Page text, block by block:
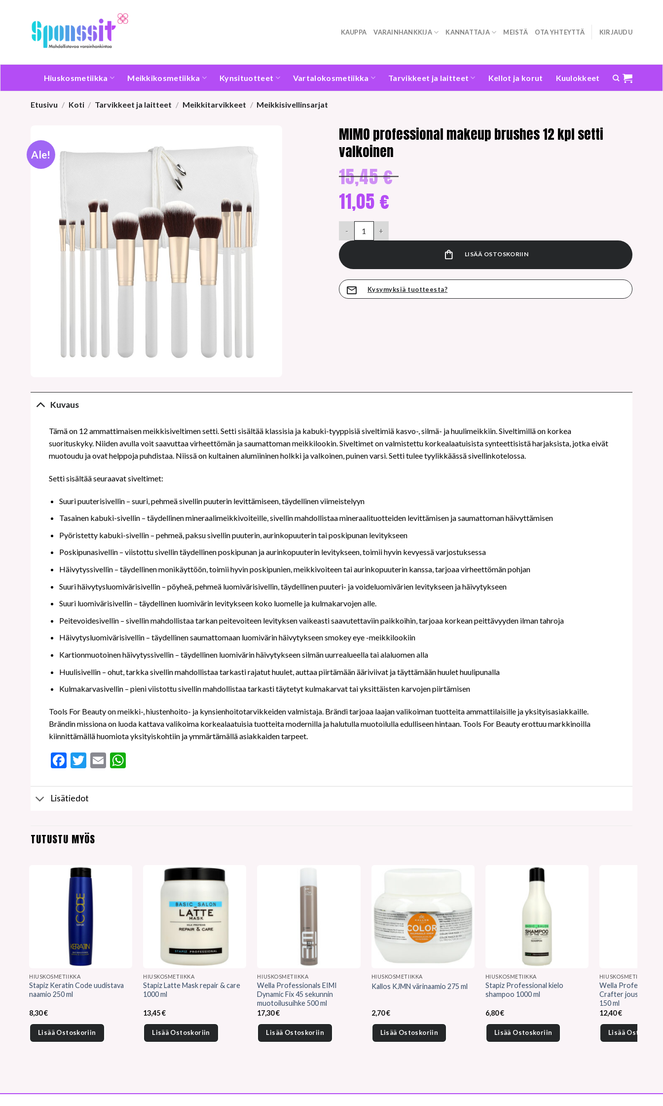
KAUPPA VARAINHANKKIJA KANNATTAJA MEISTÄ OTA YHTEYTTÄ KIRJAUDU
Hiuskosmetiikka Meikkikosmetiikka Kynsituotteet Vartalokosmetiikka Tarvikkeet ja laitteet Kellot ja korut Kuulokkeet
Etusivu / Koti / Tarvikkeet ja laitteet / Meikkitarvikkeet / Meikkisivellinsarjat
Ale!
MIMO professional makeup brushes 12 kpl setti
valkoinen
15,45€ hinta
11,05 €
hinta
on:
11,05 €.
LISÄÄ OSTOSKORIIN
Kysymyksiä tuotteesta?
Kuvaus
Tämä on 12 ammattimaisen meikkisiveltimen setti. Setti sisältää klassisia ja kabuki-tyyppisiä siveltimiä kasvo-, silmä- ja huulimeikkiin. Siveltimillä on korkea
suorituskyky. Niiden avulla voit saavuttaa virheettömän ja saumattoman meikkilookin. Siveltimet on valmistettu korkealaatuisista synteettisistä harjaksista, jotka eivät
muotoudu ja ovat helppoja puhdistaa. Niissä on kultainen alumiininen holkki ja valkoinen, puinen varsi. Setti tulee tyylikkäässä sivellinkotelossa.
Setti sisältää seuraavat siveltimet:
Suuri puuterisivellin – suuri, pehmeä sivellin puuterin levittämiseen, täydellinen viimeistelyyn
Tasainen kabuki-sivellin – täydellinen mineraalimeikkivoiteille, sivellin mahdollistaa mineraalituotteiden levittämisen ja saumattoman häivyttämisen
Pyöristetty kabuki-sivellin – pehmeä, paksu sivellin puuterin, aurinkopuuterin tai poskipunan levitykseen
Poskipunasivellin – viistottu sivellin täydellinen poskipunan ja aurinkopuuterin levitykseen, toimii hyvin kevyessä varjostuksessa
Häivytyssivellin – täydellinen monikäyttöön, toimii hyvin poskipunien, meikkivoiteen tai aurinkopuuterin kanssa, tarjoaa virheettömän pohjan
Suuri häivytysluomivärisivellin – pöyheä, pehmeä luomivärisivellin, täydellinen puuteri- ja voideluomivärien levitykseen ja häivytykseen
Suuri luomivärisivellin – täydellinen luomivärin levitykseen koko luomelle ja kulmakarvojen alle.
Peitevoidesivellin – sivellin mahdollistaa tarkan peitevoiteen levityksen vaikeasti saavutettaviin paikkoihin, tarjoaa korkean peittävyyden ilman tahroja
Häivytysluomivärisivellin – täydellinen saumattomaan luomivärin häivytykseen smokey eye -meikkilookiin
Kartionmuotoinen häivytyssivellin – täydellinen luomivärin häivytykseen silmän uurrealueella tai alaluomen alla
Huulisivellin – ohut, tarkka sivellin mahdollistaa tarkasti rajatut huulet, auttaa piirtämään ääriviivat ja täyttämään huulet huulipunalla
Kulmakarvasivellin – pieni viistottu sivellin mahdollistaa tarkasti täytetyt kulmakarvat tai yksittäisten karvojen piirtämisen
Tools For Beauty on meikki-, hiustenhoito- ja kynsienhoitotarvikkeiden valmistaja. Brändi tarjoaa laajan valikoiman tuotteita ammattilaisille ja yksityisasiakkaille.
Brändin missiona on luoda kattava valikoima korkealaatuisia tuotteita modernilla ja halutulla muotoilulla edulliseen hintaan. Tools For Beauty erottuu markkinoilla
kiinnittämällä huomiota yksityiskohtiin ja ymmärtämällä asiakkaiden tarpeet.
Facebook
Twitter
EmailWhatsApp
Lisätiedot
TUTUSTU MYÖS
HIUSKOSMETIIKKA
Stapiz Keratin Code uudistava
naamio 250 ml
8,30€
Lisää Ostoskoriin
HIUSKOSMETIIKKA
Stapiz Latte Mask repair & care
1000 ml
13,45€
Lisää Ostoskoriin
HIUSKOSMETIIKKA
Wella Professionals EIMI
Dynamic Fix 45 sekunnin
muotoilusuihke 500 ml
17,30€
Lisää Ostoskoriin
HIUSKOSMETIIKKA
Kallos KJMN värinaamio 275 ml
2,70€
Lisää Ostoskoriin
HIUSKOSMETIIKKA
Stapiz Professional kielo
shampoo 1000 ml
6,80€
Lisää Ostoskoriin
HIUSKOSMETIIKKA
Wella
Crafter joustava
150 ml
12,40€
Lisää